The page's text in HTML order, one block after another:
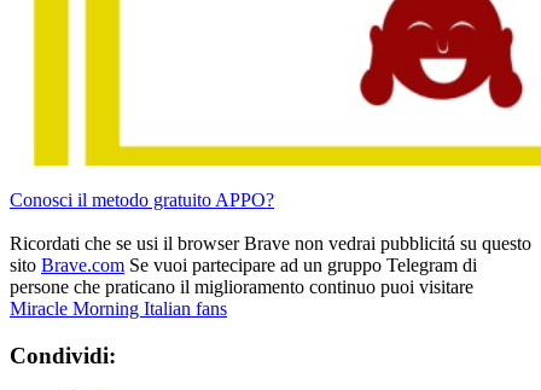
Conosci il metodo gratuito APPO?
Ricordati che se usi il browser Brave non vedrai pubblicitá su questo
sito Brave.com Se vuoi partecipare ad un gruppo Telegram di
persone che praticano il miglioramento continuo puoi visitare
Miracle Morning Italian fans
Condividi: